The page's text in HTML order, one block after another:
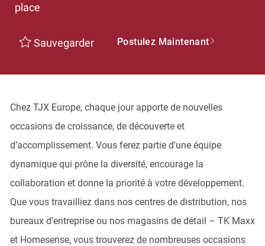
place
Sauvegarder Postulez Maintenant
Chez TJX Europe, chaque jour apporte de nouvelles
occasions de croissance, de découverte et
d’accomplissement. Vous ferez partie d'une équipe
dynamique qui prône la diversité, encourage la
collaboration et donne la priorité à votre développement.
Que vous travailliez dans nos centres de distribution, nos
bureaux d'entreprise ou nos magasins de détail – TK Maxx
et Homesense, vous trouverez de nombreuses occasions